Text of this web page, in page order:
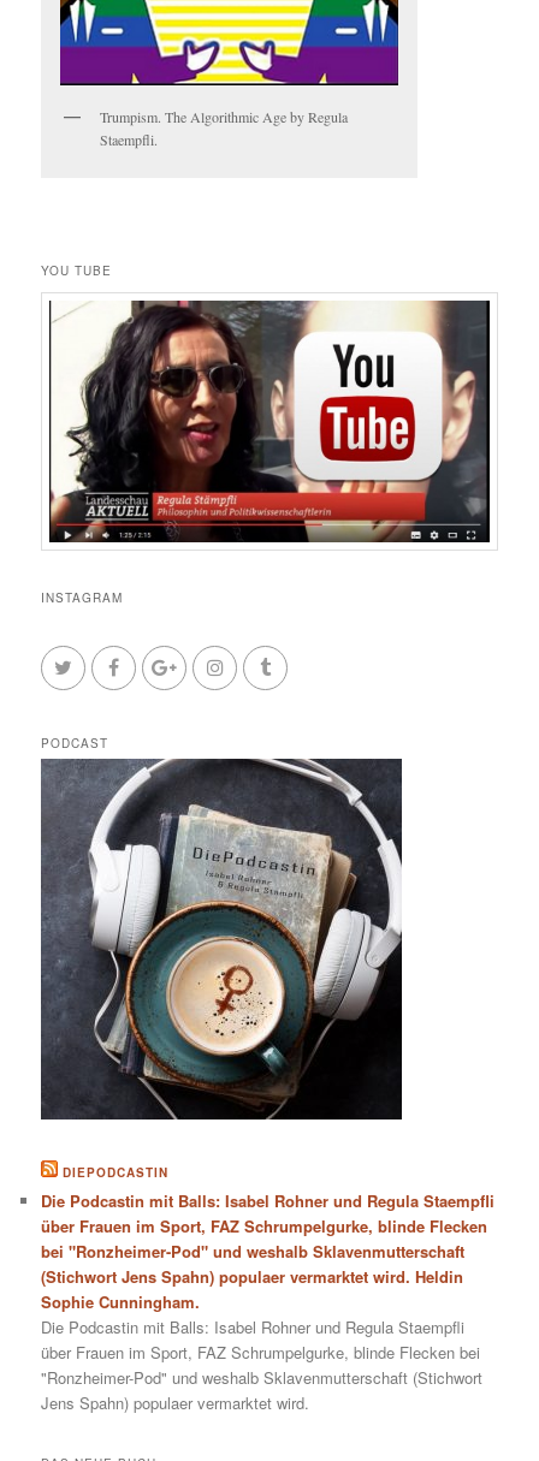
Trumpism. The Algorithmic Age by Regula
Staempfli.
YOU TUBE
INSTAGRAM
PODCAST
DIEPODCASTIN
Die Podcastin mit Balls: Isabel Rohner und Regula Staempfli
über Frauen im Sport, FAZ Schrumpelgurke, blinde Flecken
bei "Ronzheimer-Pod" und weshalb Sklavenmutterschaft
(Stichwort Jens Spahn) populaer vermarktet wird. Heldin
Sophie Cunningham.
Die Podcastin mit Balls: Isabel Rohner und Regula Staempfli
über Frauen im Sport, FAZ Schrumpelgurke, blinde Flecken bei
"Ronzheimer-Pod" und weshalb Sklavenmutterschaft (Stichwort
Jens Spahn) populaer vermarktet wird.